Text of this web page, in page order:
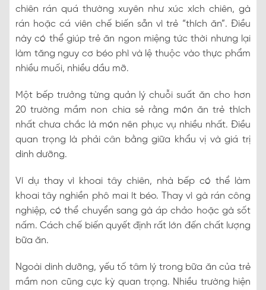
chiên rán quá thường xuyên như xúc xích chiên, gà
rán hoặc cá viên chế biến sẵn vì trẻ “thích ăn”. Điều
này có thể giúp trẻ ăn ngon miệng tức thời nhưng lại
làm tăng nguy cơ béo phì và lệ thuộc vào thực phẩm
nhiều muối, nhiều dầu mỡ.
Một bếp trưởng từng quản lý chuỗi suất ăn cho hơn
20 trường mầm non chia sẻ rằng món ăn trẻ thích
nhất chưa chắc là món nên phục vụ nhiều nhất. Điều
quan trọng là phải cân bằng giữa khẩu vị và giá trị
dinh dưỡng.
Ví dụ thay vì khoai tây chiên, nhà bếp có thể làm
khoai tây nghiền phô mai ít béo. Thay vì gà rán công
nghiệp, có thể chuyển sang gà áp chảo hoặc gà sốt
nấm. Cách chế biến quyết định rất lớn đến chất lượng
bữa ăn.
Ngoài dinh dưỡng, yếu tố tâm lý trong bữa ăn của trẻ
mầm non cũng cực kỳ quan trọng. Nhiều trường hiện